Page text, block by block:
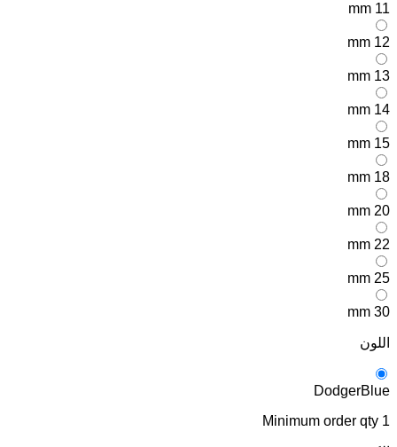
11 mm
12 mm
13 mm
14 mm
15 mm
18 mm
20 mm
22 mm
25 mm
30 mm
اللون
DodgerBlue
Minimum order qty 1